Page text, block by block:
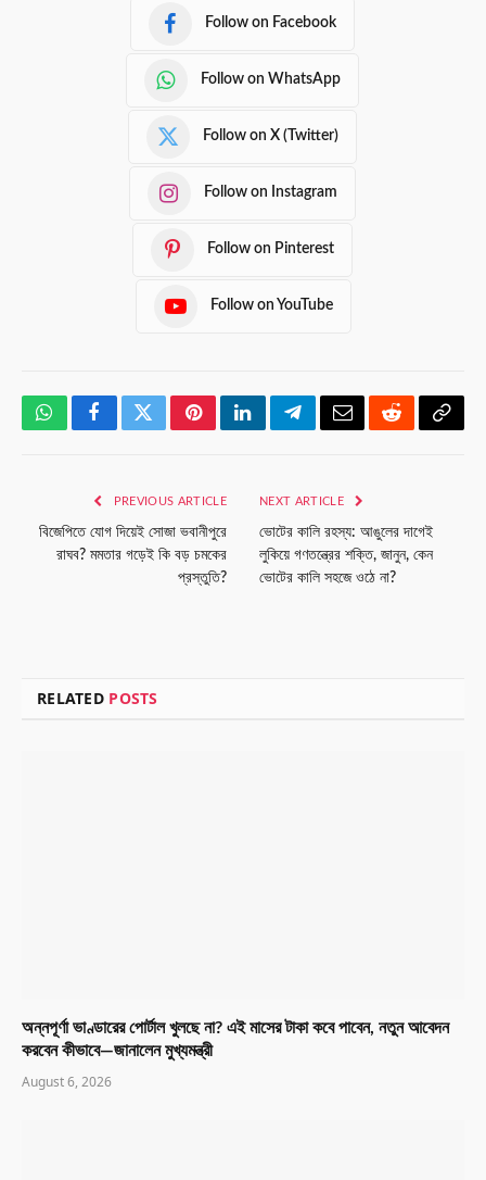
Follow on Facebook
Follow on WhatsApp
Follow on X (Twitter)
Follow on Instagram
Follow on Pinterest
Follow on YouTube
WhatsAppFacebookTwitterPinterestLinkedInTelegramEmailRedditCopy
PREVIOUS ARTICLE
বিজেপিতে যোগ দিয়েই সোজা ভবানীপুরে
রাঘব? মমতার গড়েই কি বড় চমকের
প্রস্তুতি?
NEXT ARTICLE
ভোটের কালি রহস্য: আঙুলের দাগেই
লুকিয়ে গণতন্ত্রের শক্তি, জানুন, কেন
ভোটের কালি সহজে ওঠে না?
RELATED POSTS
অন্নপূর্ণা ভাণ্ডারের পোর্টাল খুলছে না? এই মাসের টাকা কবে পাবেন, নতুন আবেদন
করবেন কীভাবে—জানালেন মুখ্যমন্ত্রী
August 6, 2026